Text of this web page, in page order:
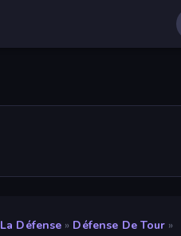
La Défense » Défense De Tour »